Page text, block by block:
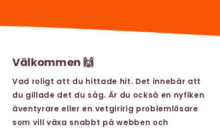
Välkommen 🙌
Vad roligt att du hittade hit. Det innebär att
du gillade det du såg. Är du också en nyfiken
äventyrare eller en vetgiririg problemlösare
som vill växa snabbt på webben och